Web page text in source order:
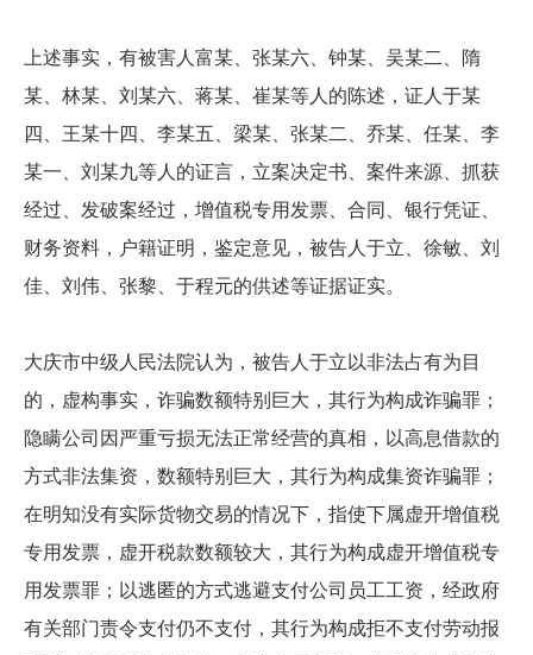
上述事实，有被害人富某、张某六、钟某、吴某二、隋
某、林某、刘某六、蒋某、崔某等人的陈述，证人于某
四、王某十四、李某五、梁某、张某二、乔某、任某、李
某一、刘某九等人的证言，立案决定书、案件来源、抓获
经过、发破案经过，增值税专用发票、合同、银行凭证、
财务资料，户籍证明，鉴定意见，被告人于立、徐敏、刘
佳、刘伟、张黎、于程元的供述等证据证实。
大庆市中级人民法院认为，被告人于立以非法占有为目
的，虚构事实，诈骗数额特别巨大，其行为构成诈骗罪；
隐瞒公司因严重亏损无法正常经营的真相，以高息借款的
方式非法集资，数额特别巨大，其行为构成集资诈骗罪；
在明知没有实际货物交易的情况下，指使下属虚开增值税
专用发票，虚开税款数额较大，其行为构成虚开增值税专
用发票罪；以逃匿的方式逃避支付公司员工工资，经政府
有关部门责令支付仍不支付，其行为构成拒不支付劳动报